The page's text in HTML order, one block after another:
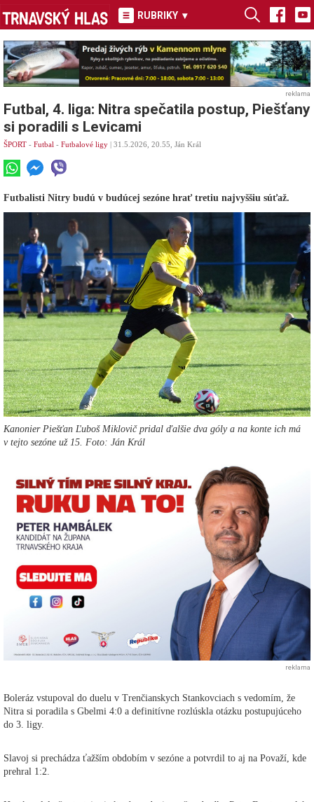
RUBRIKY ▾
reklama
Futbal, 4. liga: Nitra spečatila postup, Piešťany
si poradili s Levicami
ŠPORT - Futbal - Futbalové ligy | 31.5.2026, 20.55, Ján Král
Futbalisti Nitry budú v budúcej sezóne hrať tretiu najvyššiu súťaž.
Kanonier Piešťan Ľuboš Miklovič pridal ďalšie dva góly a na konte ich má
v tejto sezóne už 15. Foto: Ján Král
reklama
Boleráz vstupoval do duelu v Trenčianskych Stankovciach s vedomím, že
Nitra si poradila s Gbelmi 4:0 a definitívne rozlúskla otázku postupujúceho
do 3. ligy.
Slavoj si prechádza ťažším obdobím v sezóne a potvrdil to aj na Považí, kde
prehral 1:2.